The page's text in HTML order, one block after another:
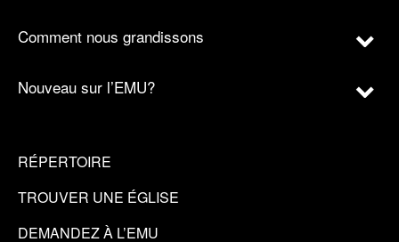
Comment nous grandissons
Nouveau sur l’EMU?
RÉPERTOIRE
TROUVER UNE ÉGLISE
DEMANDEZ À L’EMU